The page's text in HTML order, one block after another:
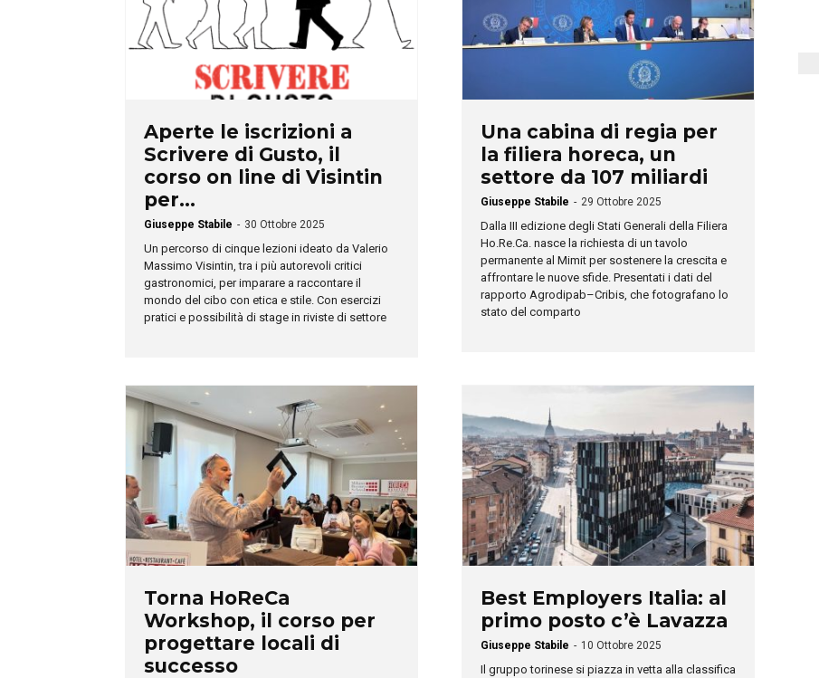
Aperte le iscrizioni a
Scrivere di Gusto, il
corso on line di Visintin
per...
Giuseppe Stabile - 30 Ottobre 2025
Un percorso di cinque lezioni ideato da Valerio
Massimo Visintin, tra i più autorevoli critici
gastronomici, per imparare a raccontare il
mondo del cibo con etica e stile. Con esercizi
pratici e possibilità di stage in riviste di settore
Una cabina di regia per
la filiera horeca, un
settore da 107 miliardi
Giuseppe Stabile - 29 Ottobre 2025
Dalla III edizione degli Stati Generali della Filiera
Ho.Re.Ca. nasce la richiesta di un tavolo
permanente al Mimit per sostenere la crescita e
affrontare le nuove sfide. Presentati i dati del
rapporto Agrodipab–Cribis, che fotografano lo
stato del comparto
Torna HoReCa
Workshop, il corso per
progettare locali di
successo
Best Employers Italia: al
primo posto c’è Lavazza
Giuseppe Stabile - 10 Ottobre 2025
Il gruppo torinese si piazza in vetta alla classifica